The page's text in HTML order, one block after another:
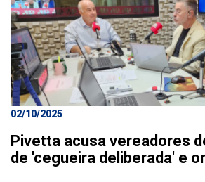
02/10/2025
Pivetta acusa vereadores
de 'cegueira deliberada' e